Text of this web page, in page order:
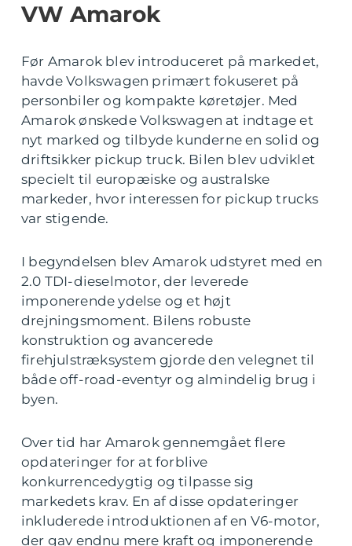
VW Amarok
Før Amarok blev introduceret på markedet,
havde Volkswagen primært fokuseret på
personbiler og kompakte køretøjer. Med
Amarok ønskede Volkswagen at indtage et
nyt marked og tilbyde kunderne en solid og
driftsikker pickup truck. Bilen blev udviklet
specielt til europæiske og australske
markeder, hvor interessen for pickup trucks
var stigende.
I begyndelsen blev Amarok udstyret med en
2.0 TDI-dieselmotor, der leverede
imponerende ydelse og et højt
drejningsmoment. Bilens robuste
konstruktion og avancerede
firehjulstræksystem gjorde den velegnet til
både off-road-eventyr og almindelig brug i
byen.
Over tid har Amarok gennemgået flere
opdateringer for at forblive
konkurrencedygtig og tilpasse sig
markedets krav. En af disse opdateringer
inkluderede introduktionen af en V6-motor,
der gav endnu mere kraft og imponerende